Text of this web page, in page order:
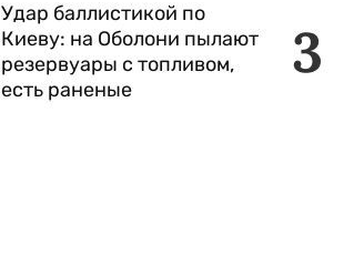
3
Удар баллистикой по
Киеву: на Оболони пылают
резервуары с топливом,
есть раненые